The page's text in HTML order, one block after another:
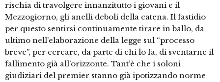
rischia di travolgere innanzitutto i giovani e il
Mezzogiorno, gli anelli deboli della catena. Il fastidio
per questo sentirsi continuamente tirare in ballo, da
ultimo nell’elaborazione della legge sul “processo
breve”, per cercare, da parte di chi lo fa, di sventarne il
fallimento già all’orizzonte. Tant’è che i soloni
giudiziari del premier stanno già ipotizzando norme